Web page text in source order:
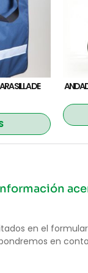
SILLA DE
en el
en